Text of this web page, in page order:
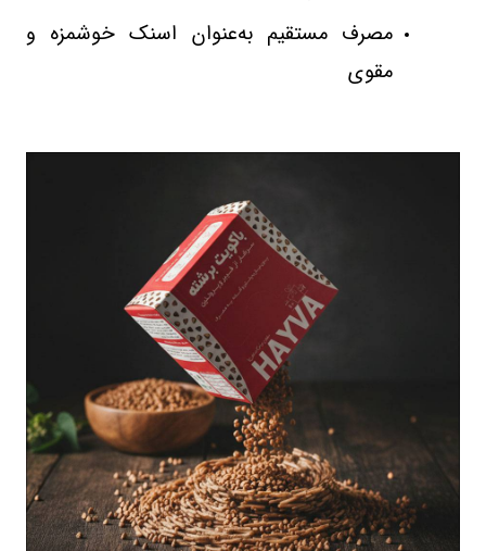
مصرف مستقیم به‌عنوان اسنک خوشمزه و
مقوی